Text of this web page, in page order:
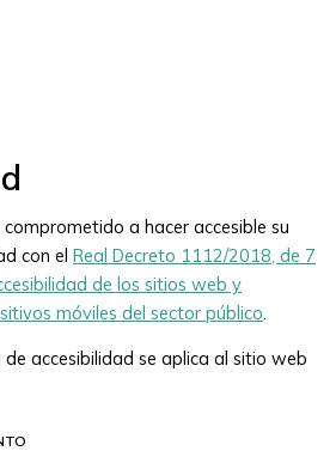
comprometido a hacer accesible su
con el Real Decreto 1112/2018, de 7
de los sitios web y
móviles del sector público
accesibilidad se aplica al sitio web